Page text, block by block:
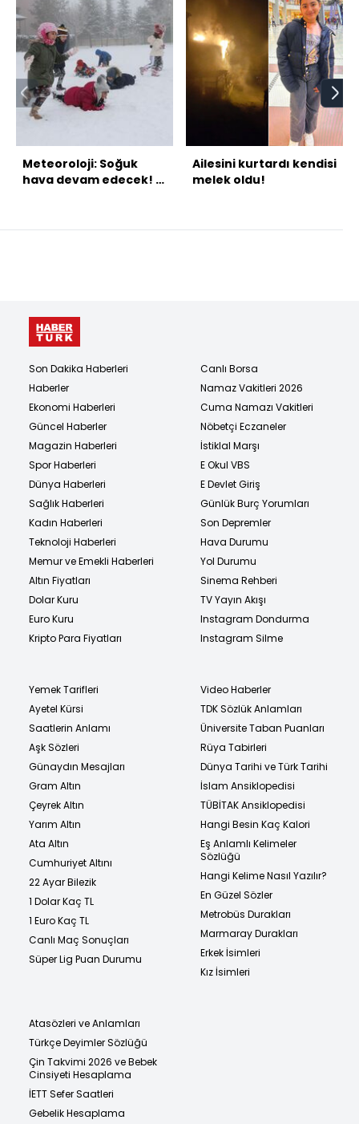
Meteoroloji: Soğuk
hava devam edecek! 4
Ailesini kurtardı kendisi
melek oldu!
Son Dakika Haberleri
Haberler
Ekonomi Haberleri
Güncel Haberler
Magazin Haberleri
Spor Haberleri
Dünya Haberleri
Sağlık Haberleri
Kadın Haberleri
Teknoloji Haberleri
Memur ve Emekli Haberleri
Altın Fiyatları
Dolar Kuru
Euro Kuru
Kripto Para Fiyatları
Canlı Borsa
Namaz Vakitleri 2026
Cuma Namazı Vakitleri
Nöbetçi Eczaneler
İstiklal Marşı
E Okul VBS
E Devlet Giriş
Günlük Burç Yorumları
Son Depremler
Hava Durumu
Yol Durumu
Sinema Rehberi
TV Yayın Akışı
Instagram Dondurma
Instagram Silme
Yemek Tarifleri
Ayetel Kürsi
Saatlerin Anlamı
Aşk Sözleri
Günaydın Mesajları
Gram Altın
Çeyrek Altın
Yarım Altın
Ata Altın
Cumhuriyet Altını
22 Ayar Bilezik
1 Dolar Kaç TL
1 Euro Kaç TL
Canlı Maç Sonuçları
Süper Lig Puan Durumu
Video Haberler
TDK Sözlük Anlamları
Üniversite Taban Puanları
Rüya Tabirleri
Dünya Tarihi ve Türk Tarihi
İslam Ansiklopedisi
TÜBİTAK Ansiklopedisi
Hangi Besin Kaç Kalori
Eş Anlamlı Kelimeler
Sözlüğü
Hangi Kelime Nasıl Yazılır?
En Güzel Sözler
Metrobüs Durakları
Marmaray Durakları
Erkek İsimleri
Kız İsimleri
Atasözleri ve Anlamları
Türkçe Deyimler Sözlüğü
Çin Takvimi 2026 ve Bebek
Cinsiyeti Hesaplama
İETT Sefer Saatleri
Gebelik Hesaplama